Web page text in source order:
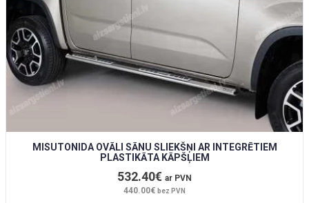
MISUTONIDA OVĀLI SĀNU SLIEKŠŅI AR INTEGRĒTIEM
PLASTIKĀTA KĀPŠĻIEM
532.40€ ar PVN
440.00€ bez PVN